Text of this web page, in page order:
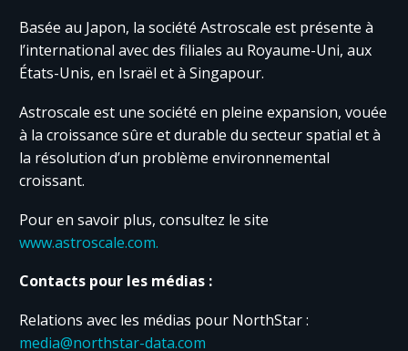
Basée au Japon, la société Astroscale est présente à
l’international avec des filiales au Royaume-Uni, aux
États-Unis, en Israël et à Singapour.
Astroscale est une société en pleine expansion, vouée
à la croissance sûre et durable du secteur spatial et à
la résolution d’un problème environnemental
croissant.
Pour en savoir plus, consultez le site
www.astroscale.com.
Contacts pour les médias :
Relations avec les médias pour NorthStar :
media@northstar-data.com